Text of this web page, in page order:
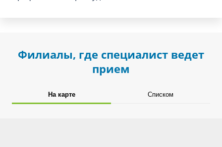
Филиалы, где специалист ведет
прием
На карте Списком